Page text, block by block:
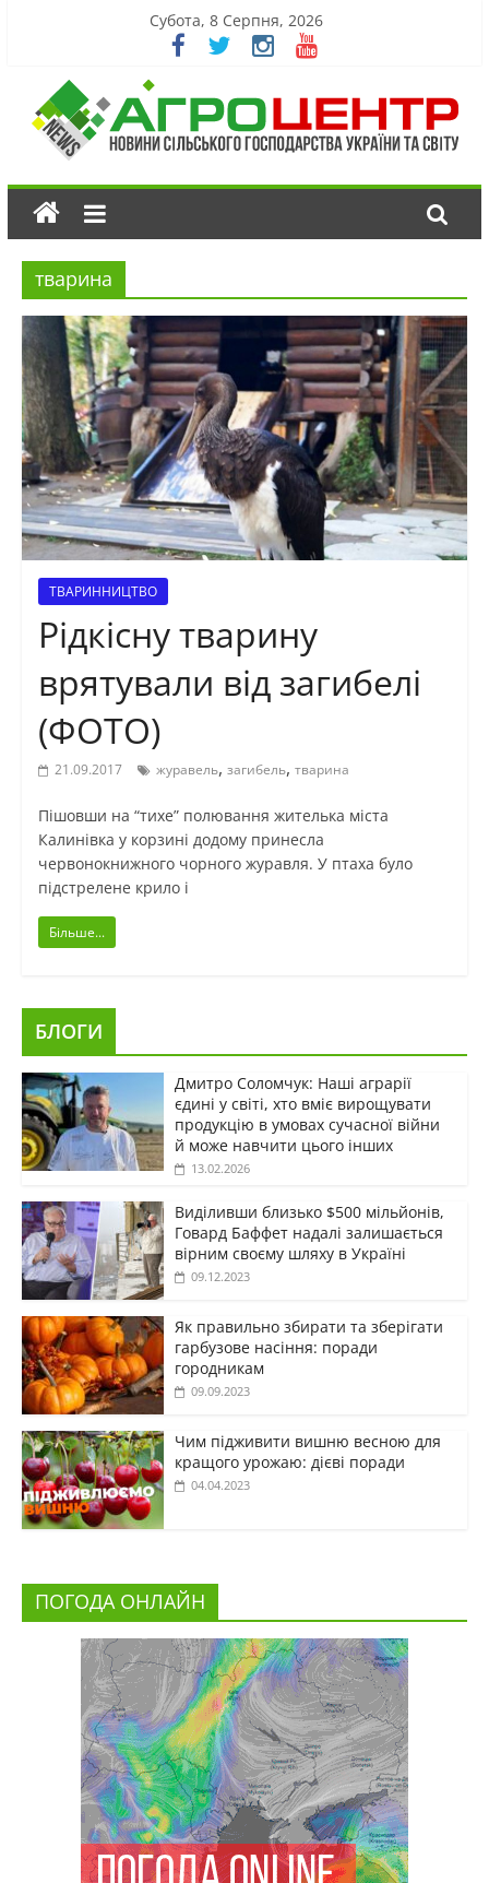
Субота, 8 Серпня, 2026
тварина
ТВАРИННИЦТВО
Рідкісну тварину
врятували від загибелі
(ФОТО)
21.09.2017 журавель, загибель, тварина
Пішовши на “тихе” полювання жителька міста
Калинівка у корзині додому принесла
червонокнижного чорного журавля. У птаха було
підстрелене крило і
Більше...
БЛОГИ
Дмитро Соломчук: Наші аграрії
єдині у світі, хто вміє вирощувати
продукцію в умовах сучасної війни
й може навчити цього інших
13.02.2026
Виділивши близько $500 мільйонів,
Говард Баффет надалі залишається
вірним своєму шляху в Україні
09.12.2023
Як правильно збирати та зберігати
гарбузове насіння: поради
городникам
09.09.2023
Чим підживити вишню весною для
кращого урожаю: дієві поради
04.04.2023
ПОГОДА ОНЛАЙН